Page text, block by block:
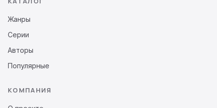
Жанры
Серии
Авторы
Популярные
КОМПАНИЯ